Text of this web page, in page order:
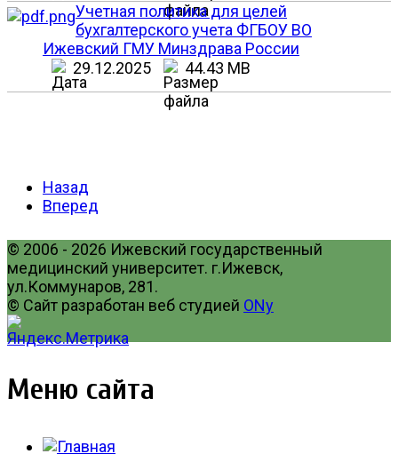
Учетная политика для целей
бухгалтерского учета ФГБОУ ВО
Ижевский ГМУ Минздрава России
29.12.2025
44.43 MB
Назад
Вперед
© 2006 - 2026 Ижевский государственный
медицинский университет. г.Ижевск,
ул.Коммунаров, 281.
© Сайт разработан веб студией ONy
Меню сайта